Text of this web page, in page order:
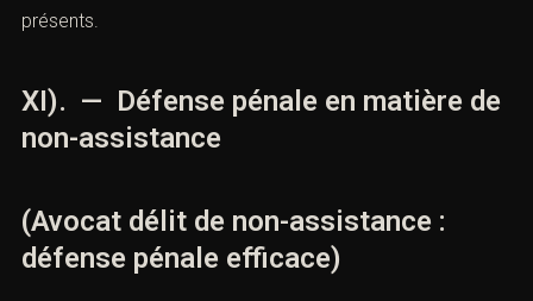
présents.
XI). — Défense pénale en matière de
non-assistance
(Avocat délit de non-assistance :
défense pénale efficace)